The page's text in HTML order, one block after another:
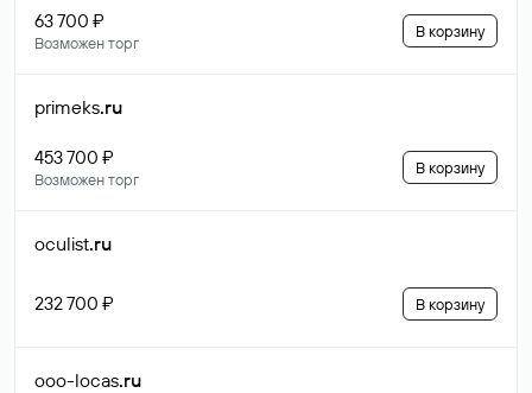
63 700 ₽
Возможен торг
В корзину
primeks.ru
453 700 ₽
Возможен торг
В корзину
oculist.ru
232 700 ₽ В корзину
ooo-locas.ru